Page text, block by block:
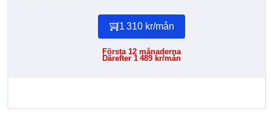
1 310 kr/mån
Första 12 månaderna
Därefter 1 489 kr/mån